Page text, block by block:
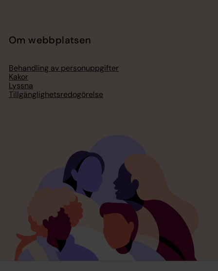
Om webbplatsen
Behandling av personuppgifter
Kakor
Lyssna
Tillgänglighetsredogörelse